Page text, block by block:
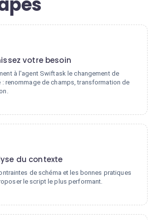
votre besoin
à l'agent Swiftask le changement de
: renommage de champs, transformation de
du contexte
de schéma et les bonnes pratiques
le script le plus performant.